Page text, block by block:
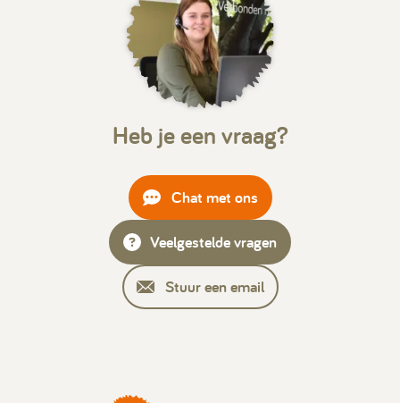
Heb je een vraag?
Chat met ons
Veelgestelde vragen
Stuur een email